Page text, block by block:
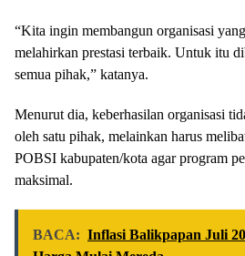
“Kita ingin membangun organisasi
melahirkan prestasi terbaik. Untuk itu
semua pihak,” katanya.
Menurut dia, keberhasilan organisasi
oleh satu pihak, melainkan harus
POBSI kabupaten/kota agar program
maksimal.
BACA: Inflasi Balikpapan Juli